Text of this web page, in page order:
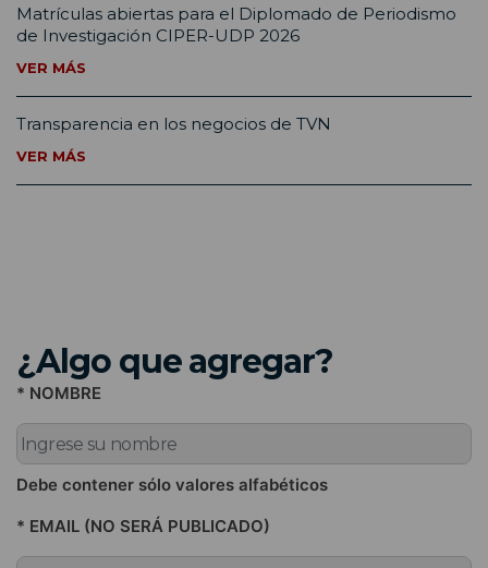
Matrículas abiertas para el Diplomado de Periodismo
de Investigación CIPER-UDP 2026
VER MÁS
Transparencia en los negocios de TVN
VER MÁS
¿Algo que agregar?
* NOMBRE
Debe contener sólo valores alfabéticos
* EMAIL (NO SERÁ PUBLICADO)